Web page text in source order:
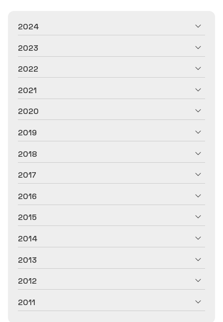
2024
2023
2022
2021
2020
2019
2018
2017
2016
2015
2014
2013
2012
2011